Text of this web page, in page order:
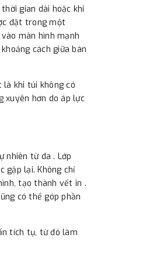
gian dài hoặc khi
đặt trong một
màn hình mạnh
cách giữa bàn
là khi túi không có
xuyên hơn do áp lực
nhiên từ da . Lớp
gập lại. Không chỉ
tạo thành vết in .
có thể góp phần
tích tụ, từ đó làm